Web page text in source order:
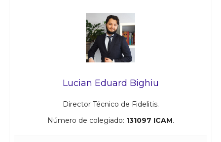
Lucian Eduard Bighiu
Director Técnico de Fidelitis.
Número de colegiado: 131097 ICAM.